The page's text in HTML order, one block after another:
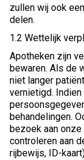
zullen wij ook
delen.
1.2 Wettelijk
Apotheken zijn
bewaren. Als de
niet langer
vernietigd.
behandelingen.
bezoek aan
controleren aan
rijbewijs, ID-